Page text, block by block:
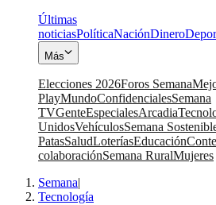
Últimas
noticiasPolíticaNaciónDinero
Más
Elecciones 2026Foros Semana
PlayMundoConfidencialesSemana
TVGenteEspecialesArcadia
UnidosVehículosSemana
PatasSaludLoteríasEducación
colaboraciónSemana RuralMujeres
Semana|
Tecnología